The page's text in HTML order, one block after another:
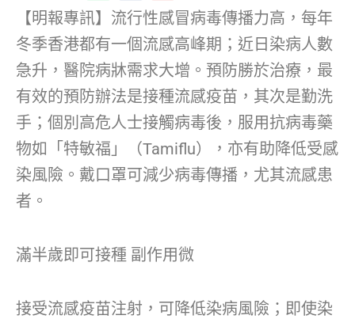
【明報專訊】流行性感冒病毒傳播力高，每年
冬季香港都有一個流感高峰期；近日染病人數
急升，醫院病牀需求大增。預防勝於治療，最
有效的預防辦法是接種流感疫苗，其次是勤洗
手；個別高危人士接觸病毒後，服用抗病毒藥
物如「特敏福」（Tamiflu），亦有助降低受感
染風險。戴口罩可減少病毒傳播，尤其流感患
者。
滿半歲即可接種 副作用微
接受流感疫苗注射，可降低染病風險；即使染